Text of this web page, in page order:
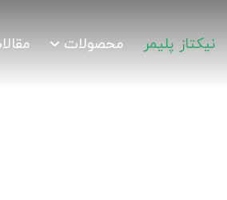
نیکتاز پلیمر محصولات